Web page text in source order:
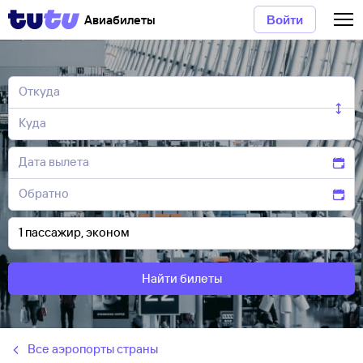
Авиабилеты Войти
Найти билеты
Все аэропорты страны